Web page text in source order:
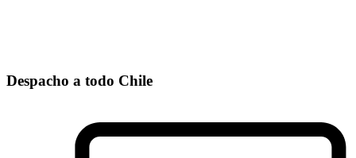
Despacho a todo Chile